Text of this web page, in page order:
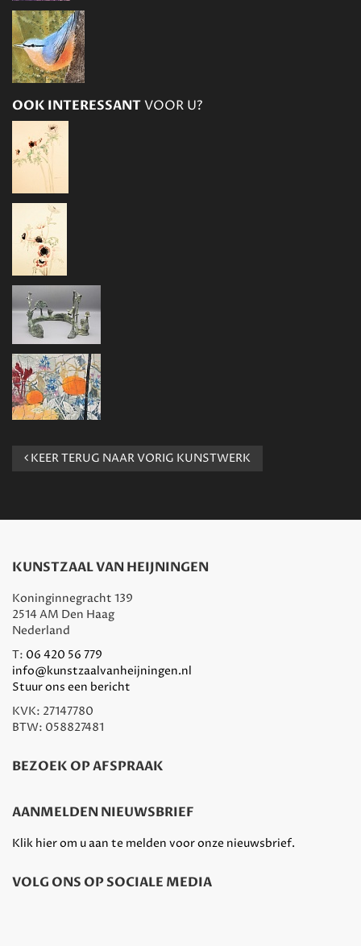
OOK INTERESSANTVOOR U?
KEER TERUG NAAR VORIG KUNSTWERK
KUNSTZAAL VAN HEIJNINGEN
Koninginnegracht 139
2514 AM Den Haag
Nederland
T: 06 420 56 779
info@kunstzaalvanheijningen.nl
Stuur ons een bericht
KVK: 27147780
BTW: 058827481
BEZOEK OP AFSPRAAK
AANMELDEN NIEUWSBRIEF
Klik hier om u aan te melden voor onze nieuwsbrief.
VOLG ONS OP SOCIALE MEDIA